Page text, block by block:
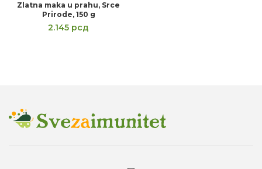
Zlatna maka u prahu, Srce
Prirode, 150 g
2.145 рсд